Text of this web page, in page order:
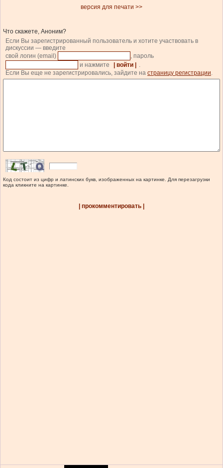
версия для печати >>
Что скажете, Аноним?
Если Вы зарегистрированный пользователь и хотите участвовать в
дискуссии — введите
свой логин (email)
, пароль
и нажмите
| войти |
.
Если Вы еще не зарегистрировались, зайдите на страницу регистрации.
Код состоит из цифр и латинских букв, изображенных на картинке. Для перезагрузки
кода кликните на картинке.
| прокомментировать |